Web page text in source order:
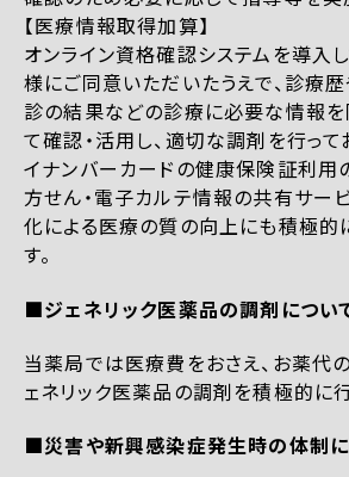
【医療情報取得加算】
オンライン資格確認システムを導入
様にご同意いただいたうえで、診療
診の結果などの診療に必要な情報を
て確認・活用し、適切な調剤を行って
イナンバーカードの健康保険証利用
方せん・電子カルテ情報の共有サー
化による医療の質の向上にも積極的
す。
■ジェネリック医薬品の調剤につい
当薬局では医療費をおさえ、お薬代
ェネリック医薬品の調剤を積極的に行
■災害や新興感染症発生時の体制